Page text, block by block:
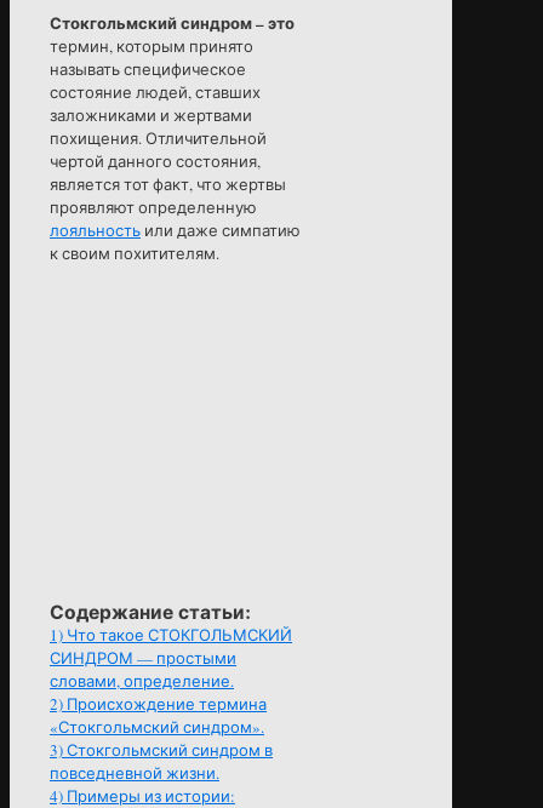
Стокгольмский синдром – это
термин, которым принято
называть специфическое
состояние людей, ставших
заложниками и жертвами
похищения. Отличительной
чертой данного состояния,
является тот факт, что жертвы
проявляют определенную
лояльность или даже симпатию
к своим похитителям.
Содержание статьи:
1) Что такое СТОКГОЛЬМСКИЙ
СИНДРОМ — простыми
словами, определение.
2) Происхождение термина
«Стокгольмский синдром».
3)Стокгольмский синдром в
повседневной жизни.
4) Примеры из истории: